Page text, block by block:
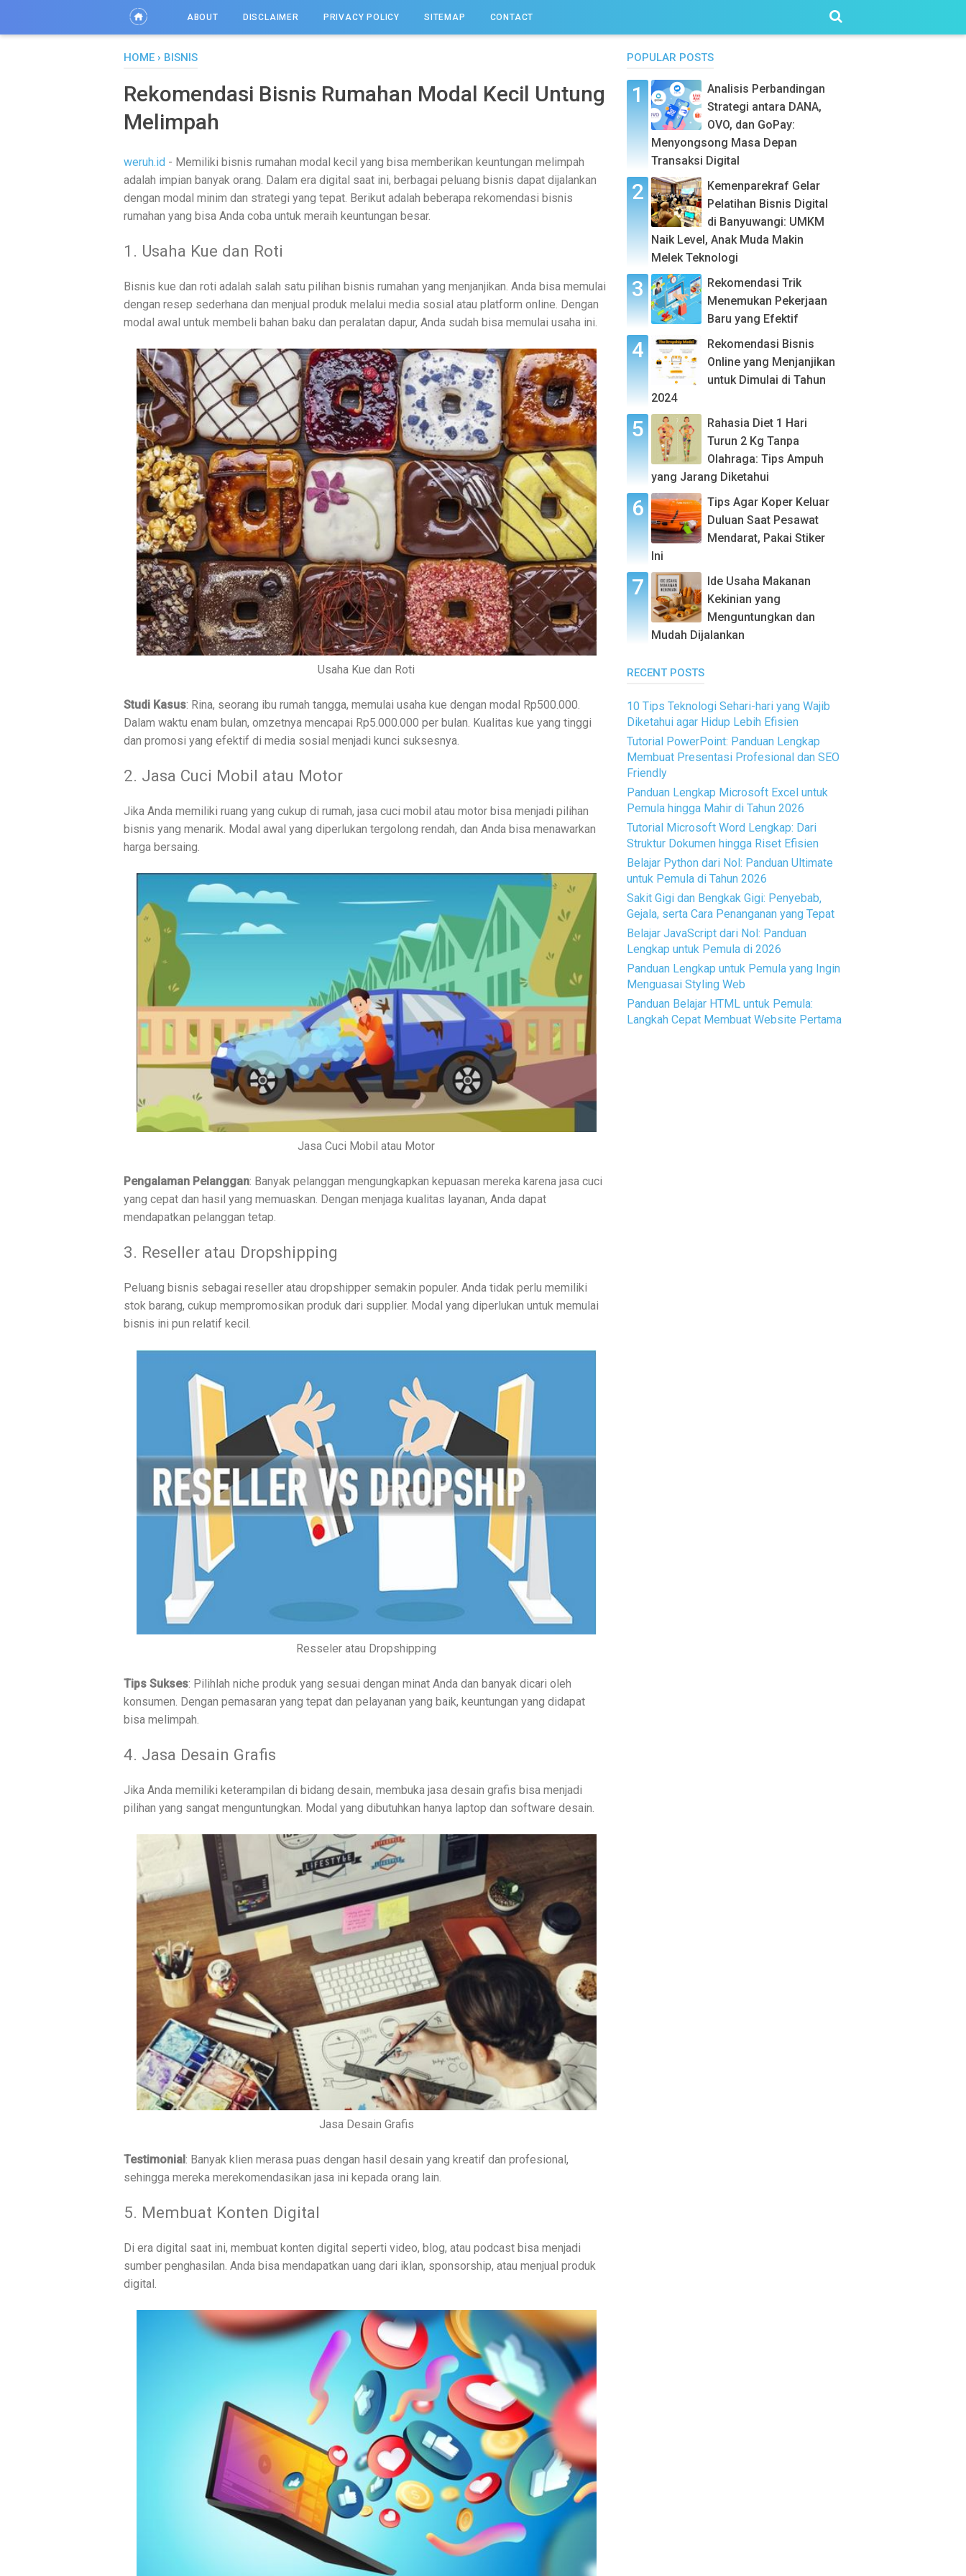
ABOUT DISCLAIMER PRIVACY POLICY SITEMAP CONTACT
HOME › BISNIS
Rekomendasi Bisnis Rumahan Modal Kecil Untung
Melimpah
weruh.id - Memiliki bisnis rumahan modal kecil yang bisa memberikan keuntungan melimpah
adalah impian banyak orang. Dalam era digital saat ini, berbagai peluang bisnis dapat dijalankan
dengan modal minim dan strategi yang tepat. Berikut adalah beberapa rekomendasi bisnis
rumahan yang bisa Anda coba untuk meraih keuntungan besar.
1. Usaha Kue dan Roti
Bisnis kue dan roti adalah salah satu pilihan bisnis rumahan yang menjanjikan. Anda bisa memulai
dengan resep sederhana dan menjual produk melalui media sosial atau platform online. Dengan
modal awal untuk membeli bahan baku dan peralatan dapur, Anda sudah bisa memulai usaha ini.
Usaha Kue dan Roti
Studi Kasus: Rina, seorang ibu rumah tangga, memulai usaha kue dengan modal Rp500.000.
Dalam waktu enam bulan, omzetnya mencapai Rp5.000.000 per bulan. Kualitas kue yang tinggi
dan promosi yang efektif di media sosial menjadi kunci suksesnya.
2. Jasa Cuci Mobil atau Motor
Jika Anda memiliki ruang yang cukup di rumah, jasa cuci mobil atau motor bisa menjadi pilihan
bisnis yang menarik. Modal awal yang diperlukan tergolong rendah, dan Anda bisa menawarkan
harga bersaing.
Jasa Cuci Mobil atau Motor
Pengalaman Pelanggan: Banyak pelanggan mengungkapkan kepuasan mereka karena jasa cuci
yang cepat dan hasil yang memuaskan. Dengan menjaga kualitas layanan, Anda dapat
mendapatkan pelanggan tetap.
3. Reseller atau Dropshipping
Peluang bisnis sebagai reseller atau dropshipper semakin populer. Anda tidak perlu memiliki
stok barang, cukup mempromosikan produk dari supplier. Modal yang diperlukan untuk memulai
bisnis ini pun relatif kecil.
Resseler atau Dropshipping
Tips Sukses: Pilihlah niche produk yang sesuai dengan minat Anda dan banyak dicari oleh
konsumen. Dengan pemasaran yang tepat dan pelayanan yang baik, keuntungan yang didapat
bisa melimpah.
4. Jasa Desain Grafis
Jika Anda memiliki keterampilan di bidang desain, membuka jasa desain grafis bisa menjadi
pilihan yang sangat menguntungkan. Modal yang dibutuhkan hanya laptop dan software desain.
Jasa Desain Grafis
Testimonial: Banyak klien merasa puas dengan hasil desain yang kreatif dan profesional,
sehingga mereka merekomendasikan jasa ini kepada orang lain.
5. Membuat Konten Digital
Di era digital saat ini, membuat konten digital seperti video, blog, atau podcast bisa menjadi
sumber penghasilan. Anda bisa mendapatkan uang dari iklan, sponsorship, atau menjual produk
digital.
POPULAR POSTS
Analisis Perbandingan
Strategi antara DANA,
OVO, dan GoPay:
Menyongsong Masa Depan
Transaksi Digital
Kemenparekraf Gelar
Pelatihan Bisnis Digital
di Banyuwangi: UMKM
Naik Level, Anak Muda Makin
Melek Teknologi
Rekomendasi Trik
Menemukan Pekerjaan
Baru yang Efektif
Rekomendasi Bisnis
Online yang Menjanjikan
untuk Dimulai di Tahun
2024
Rahasia Diet 1 Hari
Turun 2 Kg Tanpa
Olahraga: Tips Ampuh
yang Jarang Diketahui
Tips Agar Koper Keluar
Duluan Saat Pesawat
Mendarat, Pakai Stiker
Ini
Ide Usaha Makanan
Kekinian yang
Menguntungkan dan
Mudah Dijalankan
RECENT POSTS
10 Tips Teknologi Sehari-hari yang Wajib
Diketahui agar Hidup Lebih Efisien
Tutorial PowerPoint: Panduan Lengkap
Membuat Presentasi Profesional dan SEO
Friendly
Panduan Lengkap Microsoft Excel untuk
Pemula hingga Mahir di Tahun 2026
Tutorial Microsoft Word Lengkap: Dari
Struktur Dokumen hingga Riset Efisien
Belajar Python dari Nol: Panduan Ultimate
untuk Pemula di Tahun 2026
Sakit Gigi dan Bengkak Gigi: Penyebab,
Gejala, serta Cara Penanganan yang Tepat
Belajar JavaScript dari Nol: Panduan
Lengkap untuk Pemula di 2026
Panduan Lengkap untuk Pemula yang Ingin
Menguasai Styling Web
Panduan Belajar HTML untuk Pemula:
Langkah Cepat Membuat Website Pertama